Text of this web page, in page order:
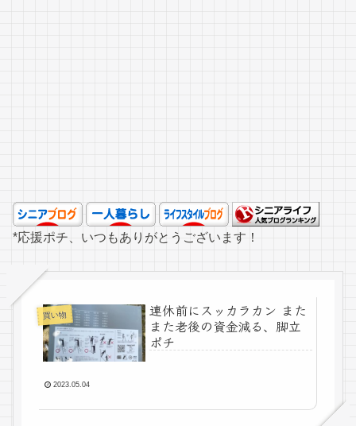
*応援ポチ、いつもありがとうございます！
買い物
連休前にスッカラカン また
また老後の資金減る、脚立
ポチ
2023.05.04